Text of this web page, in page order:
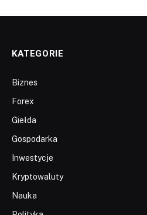
KATEGORIE
Biznes
Forex
Giełda
Gospodarka
Inwestycje
Kryptowaluty
Nauka